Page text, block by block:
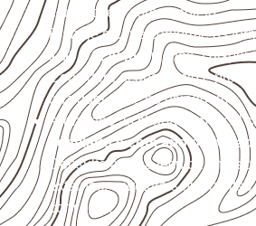
compatíveis com o projeto.
Planeje o corte conforme os
1,60 × 2,50 m, sujeitos à
Considere acabamento e
qualquer corte ou usinagem.
Armazene as chapas em local
ventilado e com apoio nivelado
Consulte a ficha técnica antes
externas, estruturais ou
com água.